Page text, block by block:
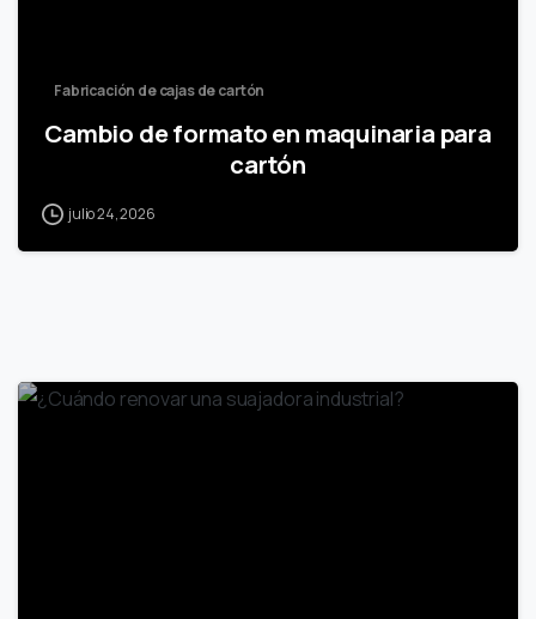
Fabricación de cajas de cartón
Cambio de formato en maquinaria para
cartón
julio 24, 2026